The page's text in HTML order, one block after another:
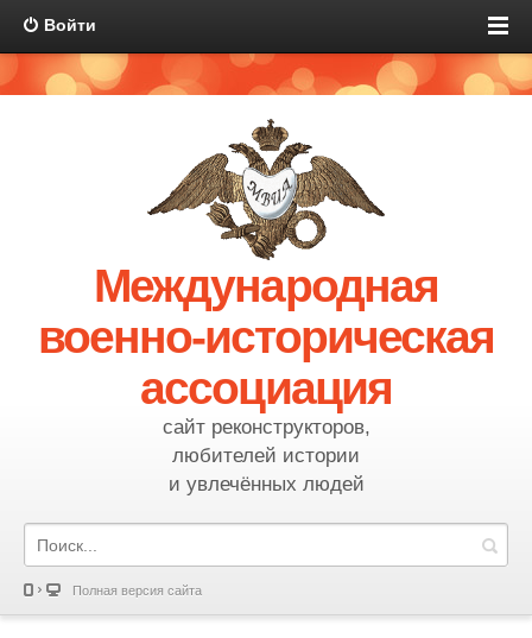
Войти
Международная
военно-историческая
ассоциация
сайт реконструкторов,
любителей истории
и увлечённых людей
Полная версия сайта